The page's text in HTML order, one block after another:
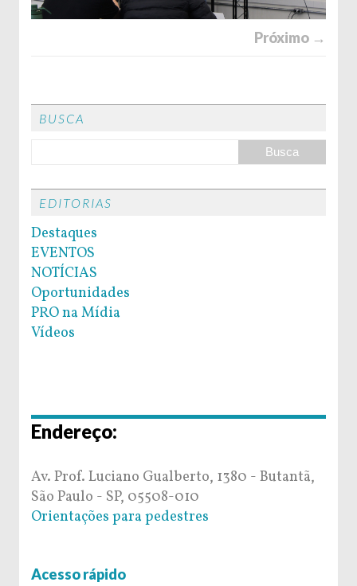
Próximo →
BUSCA
EDITORIAS
Destaques
EVENTOS
NOTÍCIAS
Oportunidades
PRO na Mídia
Vídeos
Endereço:
Av. Prof. Luciano Gualberto, 1380 - Butantã,
São Paulo - SP, 05508-010
Orientações para pedestres
Acesso rápido